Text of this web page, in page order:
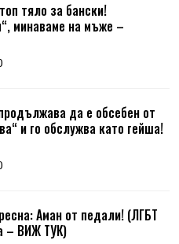
тяло за бански!
минаваме на мъже –
да е обсебен от
и го обслужва като гейша!
Аман от педали! (ЛГБТ
– ВИЖ ТУК)